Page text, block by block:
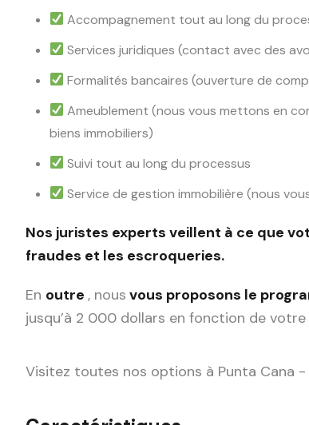
Accompagnement tout au long du
Services juridiques (contact avec des
Formalités bancaires (ouverture de
Ameublement (nous vous mettons en
biens immobiliers)
Suivi tout au long du processus
Service de gestion immobilière (nous
Nos juristes experts veillent à ce que
fraudes et les escroqueries.
En outre , nous vous proposons le
jusqu’à 2 000 dollars en fonction de
Visitez toutes nos options à Punta Cana -